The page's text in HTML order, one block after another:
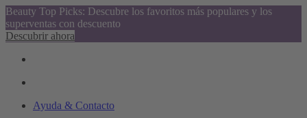
Beauty Top Picks: Descubre los favoritos más populares y los
superventas con descuento
Descubrir ahora
Ayuda & Contacto